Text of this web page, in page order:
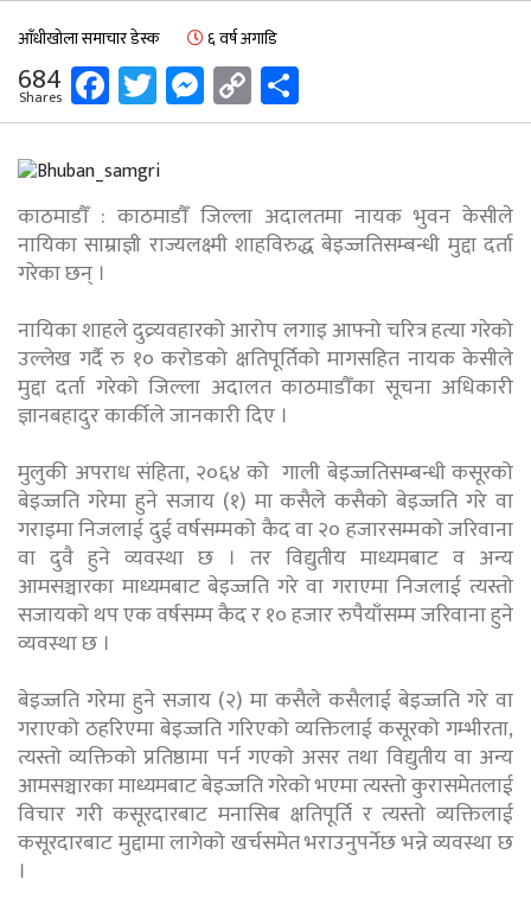
आँधीखोला समाचार डेस्क ६ वर्ष अगाडि
684
Shares Facebook
Twitter
Messenger
Copy
Link
काठमाडौँ : काठमाडौँ जिल्ला अदालतमा नायक भुवन केसीले
नायिका साम्राज्ञी राज्यलक्ष्मी शाहविरुद्ध बेइज्जतिसम्बन्धी मुद्दा दर्ता
गरेका छन् ।
नायिका शाहले दुव्र्यवहारको आरोप लगाइ आफ्नो चरित्र हत्या गरेको
उल्लेख गर्दै रु १० करोडको क्षतिपूर्तिको मागसहित नायक केसीले
मुद्दा दर्ता गरेको जिल्ला अदालत काठमाडौँका सूचना अधिकारी
ज्ञानबहादुर कार्कीले जानकारी दिए ।
मुलुकी अपराध संहिता, २०६४ को गाली बेइज्जतिसम्बन्धी कसूरको
बेइज्जति गरेमा हुने सजाय (१) मा कसैले कसैको बेइज्जति गरे वा
गराइमा निजलाई दुई वर्षसम्मको कैद वा २० हजारसम्मको जरिवाना
वा दुवै हुने व्यवस्था छ । तर विद्युतीय माध्यमबाट व अन्य
आमसञ्चारका माध्यमबाट बेइज्जति गरे वा गराएमा निजलाई त्यस्तो
सजायको थप एक वर्षसम्म कैद र १० हजार रुपैयाँसम्म जरिवाना हुने
व्यवस्था छ ।
बेइज्जति गरेमा हुने सजाय (२) मा कसैले कसैलाई बेइज्जति गरे वा
गराएको ठहरिएमा बेइज्जति गरिएको व्यक्तिलाई कसूरको गम्भीरता,
त्यस्तो व्यक्तिको प्रतिष्ठामा पर्न गएको असर तथा विद्युतीय वा अन्य
आमसञ्चारका माध्यमबाट बेइज्जति गरेको भएमा त्यस्तो कुरासमेतलाई
विचार गरी कसूरदारबाट मनासिब क्षतिपूर्ति र त्यस्तो व्यक्तिलाई
कसूरदारबाट मुद्दामा लागेको खर्चसमेत भराउनुपर्नेछ भन्ने व्यवस्था छ
।